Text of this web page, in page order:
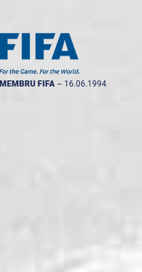
MEMBRU FIFA -- 16.06.1994